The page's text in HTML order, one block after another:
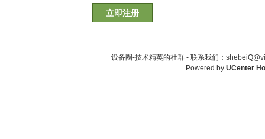
立即注册
设备圈-技术精英的社群 - 联系我们：
Powered by UCenter